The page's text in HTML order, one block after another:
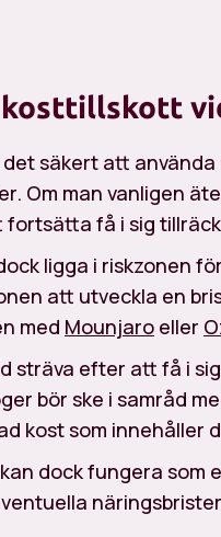
säkert att
Om man vanligen
få i sig
ligga i riskzonen
att utveckla en
med Mounjaro eller
sträva efter att få i
bör ske i samråd
kost som innehåller
dock fungera som